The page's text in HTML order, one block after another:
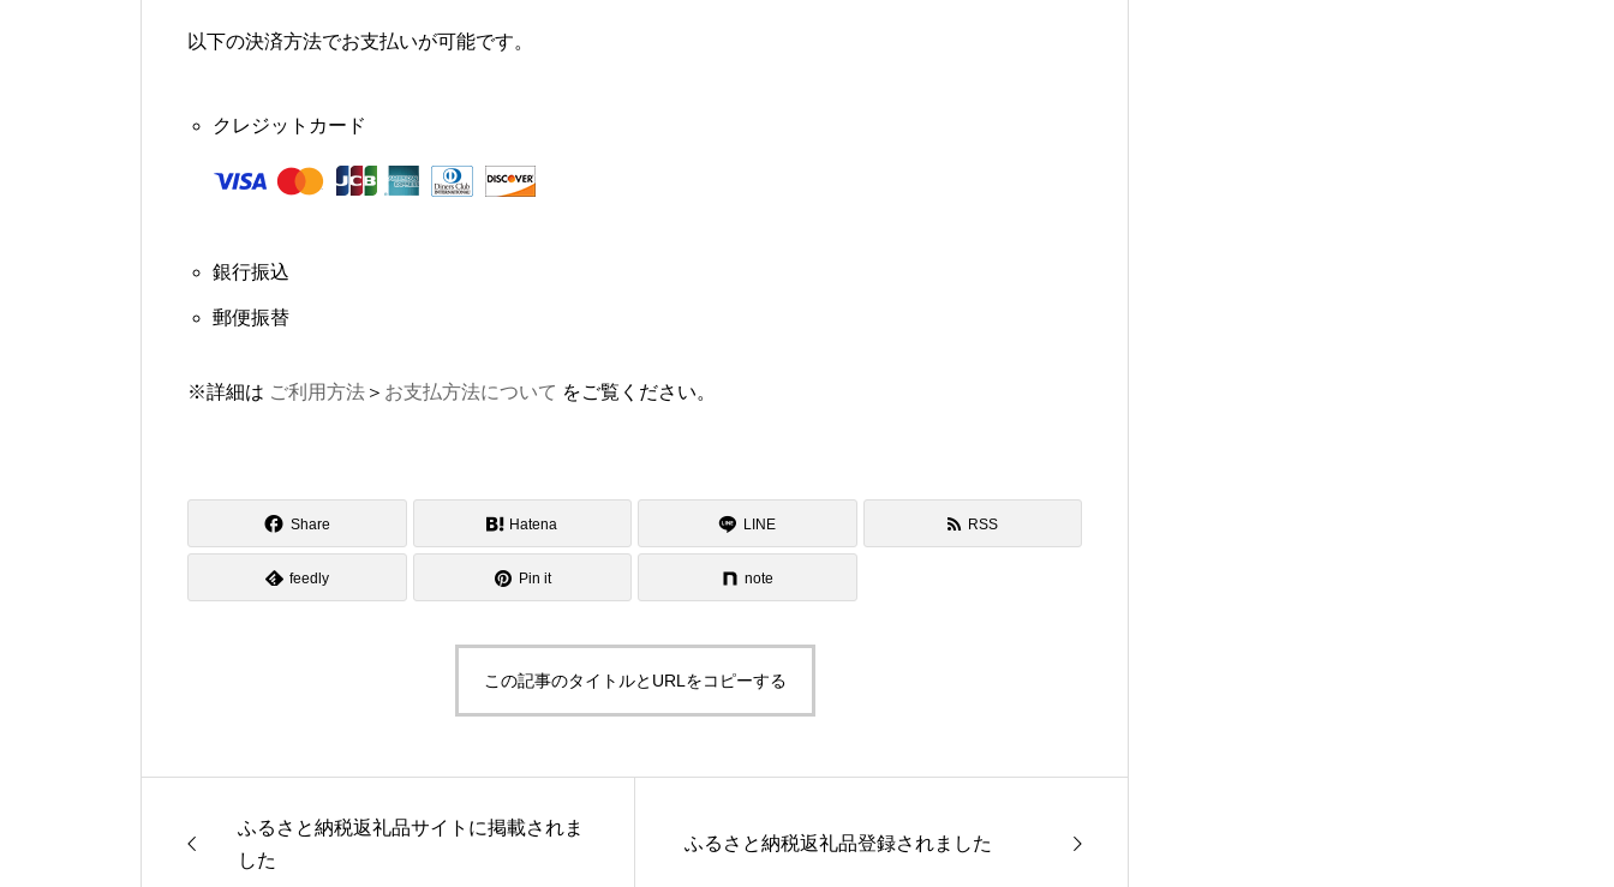
以下の決済方法でお支払いが可能です。
クレジットカード
銀行振込
郵便振替
※詳細は ご利用方法 ＞ お支払方法について をご覧ください。
Share Hatena LINE RSS
feedly Pin it note
この記事のタイトルとURLをコピーする
ふるさと納税返礼品サイトに掲載されま
した
ふるさと納税返礼品登録されました